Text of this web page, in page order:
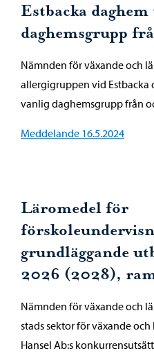
Estbacka
daghemsgrupp
Nämnden för växande och
allergigruppen vid Estbacka
vanlig daghemsgrupp från
Meddelande 16.5.2024
Läromedel för
grundläggande
2026 (2028),
Nämnden för växande och
stads sektor för växande
Hansel Ab:s